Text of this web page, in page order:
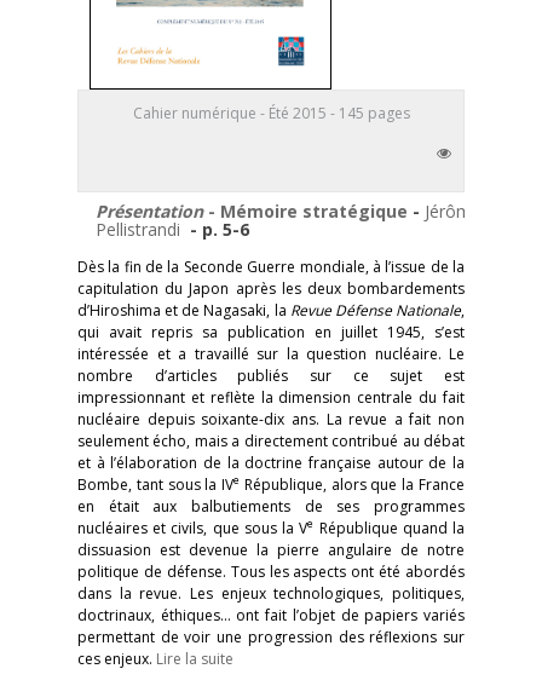
Cahier numérique - Été 2015 - 145 pages
Présentation- Mémoire stratégique - Jérôme
Pellistrandi - p. 5-6
Dès la fin de la Seconde Guerre mondiale, à l’issue de la
capitulation du Japon après les deux bombardements
d’Hiroshima et de Nagasaki, la Revue Défense Nationale,
qui avait repris sa publication en juillet 1945, s’est
intéressée et a travaillé sur la question nucléaire. Le
nombre d’articles publiés sur ce sujet est
impressionnant et reflète la dimension centrale du fait
nucléaire depuis soixante-dix ans. La revue a fait non
seulement écho, mais a directement contribué au débat
et à l’élaboration de la doctrine française autour de la
Bombe, tant sous la IVe République, alors que la France
en était aux balbutiements de ses programmes
nucléaires et civils, que sous la Ve République quand la
dissuasion est devenue la pierre angulaire de notre
politique de défense. Tous les aspects ont été abordés
dans la revue. Les enjeux technologiques, politiques,
doctrinaux, éthiques… ont fait l’objet de papiers variés
permettant de voir une progression des réflexions sur
ces enjeux. Lire la suite